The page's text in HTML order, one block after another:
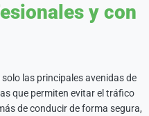
y con
las principales avenidas de
que permiten evitar el tráfico
de conducir de forma segura,